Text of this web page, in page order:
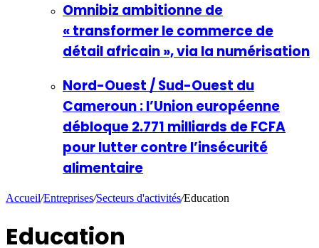
Omnibiz ambitionne de
« transformer le commerce de
détail africain », via la numérisation
Nord-Ouest / Sud-Ouest du
Cameroun : l’Union européenne
débloque 2.771 milliards de FCFA
pour lutter contre l’insécurité
alimentaire
Accueil/Entreprises/Secteurs d'activités/Education
Education